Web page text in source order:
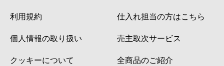
利用規約
個人情報の取り扱い
クッキーについて
仕入れ担当の方はこちら
売主取次サービス
全商品のご紹介